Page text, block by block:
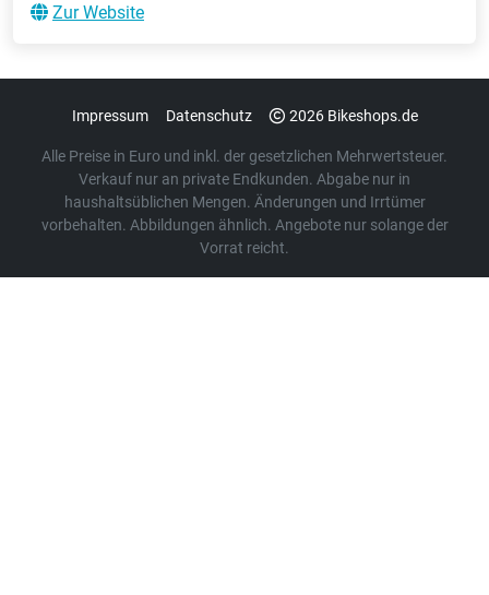
Zur Website
Impressum Datenschutz 2026 Bikeshops.de
Alle Preise in Euro und inkl. der gesetzlichen Mehrwertsteuer.
Verkauf nur an private Endkunden. Abgabe nur in
haushaltsüblichen Mengen. Änderungen und Irrtümer
vorbehalten. Abbildungen ähnlich. Angebote nur solange der
Vorrat reicht.